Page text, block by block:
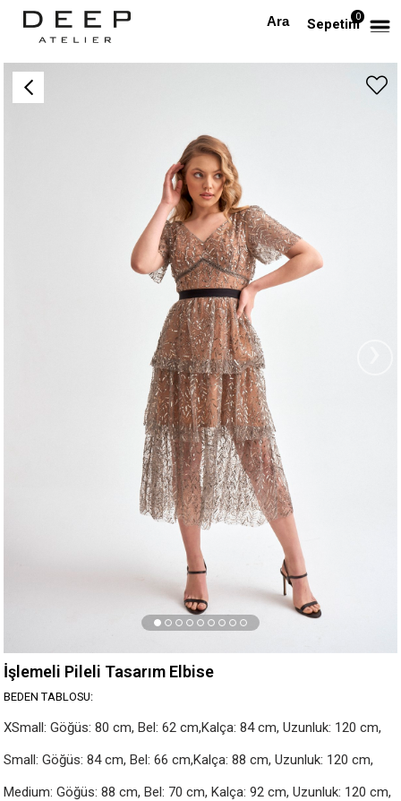
Sepetim0
Anasayfa TÜM ELBİSELER
İşlemeli Pileli Tasarım Elbise
BEDEN TABLOSU:
XSmall: Göğüs: 80 cm, Bel: 62 cm,Kalça: 84 cm, Uzunluk: 120 cm,
Small: Göğüs: 84 cm, Bel: 66 cm,Kalça: 88 cm, Uzunluk: 120 cm,
Medium: Göğüs: 88 cm, Bel: 70 cm, Kalça: 92 cm, Uzunluk: 120 cm,